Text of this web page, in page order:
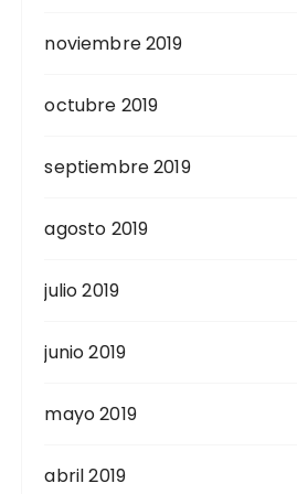
noviembre 2019
octubre 2019
septiembre 2019
agosto 2019
julio 2019
junio 2019
mayo 2019
abril 2019